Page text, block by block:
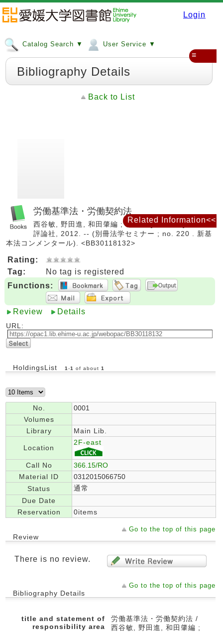
Login
Catalog Search ▼ User Service ▼
≡
Bibliography Details
Back to List
労働基準法・労働契約法
西谷敏, 野田進, 和田肇編 ; 青野覚 [ほか執筆]. -- 日本
評論社, 2012. -- (別冊法学セミナー ; no. 220 . 新基
本法コンメンタール). <BB30118132>
Rating:
Tag:
No tag is registered
Functions:
Review Details
URL:
HoldingsList 1 -1 of about 1
No.
0001
Volumes
Library
Main Lib.
Location
2F-east
Call No
366.15/RO
Material ID
0312015066750
Status
通常
Due Date
Reservation
0items
Go to the top of this page
Review
There is no review.
Go to the top of this page
Bibliography Details
title and statement of
responsibility area
労働基準法・労働契約法 /
西谷敏, 野田進, 和田肇編 ;
Related Information<<